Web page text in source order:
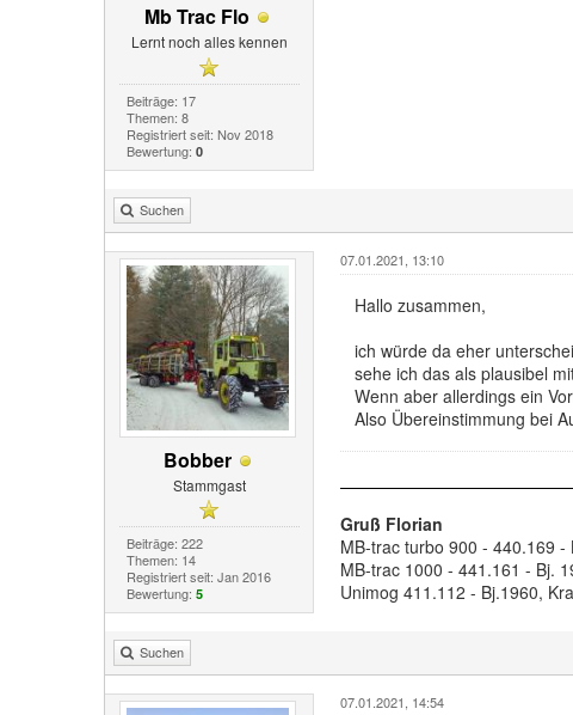
Mb Trac Flo
Lernt noch alles kennen
Beiträge: 17
Themen: 8
Registriert seit: Nov 2018
Bewertung: 0
Suchen
Bobber
Stammgast
Beiträge: 222
Themen: 14
Registriert seit: Jan 2016
Bewertung: 5
07.01.2021, 13:10
Hallo zusammen,
ich würde da eher
sehe ich das als plausibel
Wenn aber allerdings ein
Also Übereinstimmung bei
Gruß Florian
MB-trac turbo 900 - 440.169 -
MB-trac 1000 - 441.161 - Bj.
Unimog 411.112 - Bj.1960,
Suchen
07.01.2021, 14:54